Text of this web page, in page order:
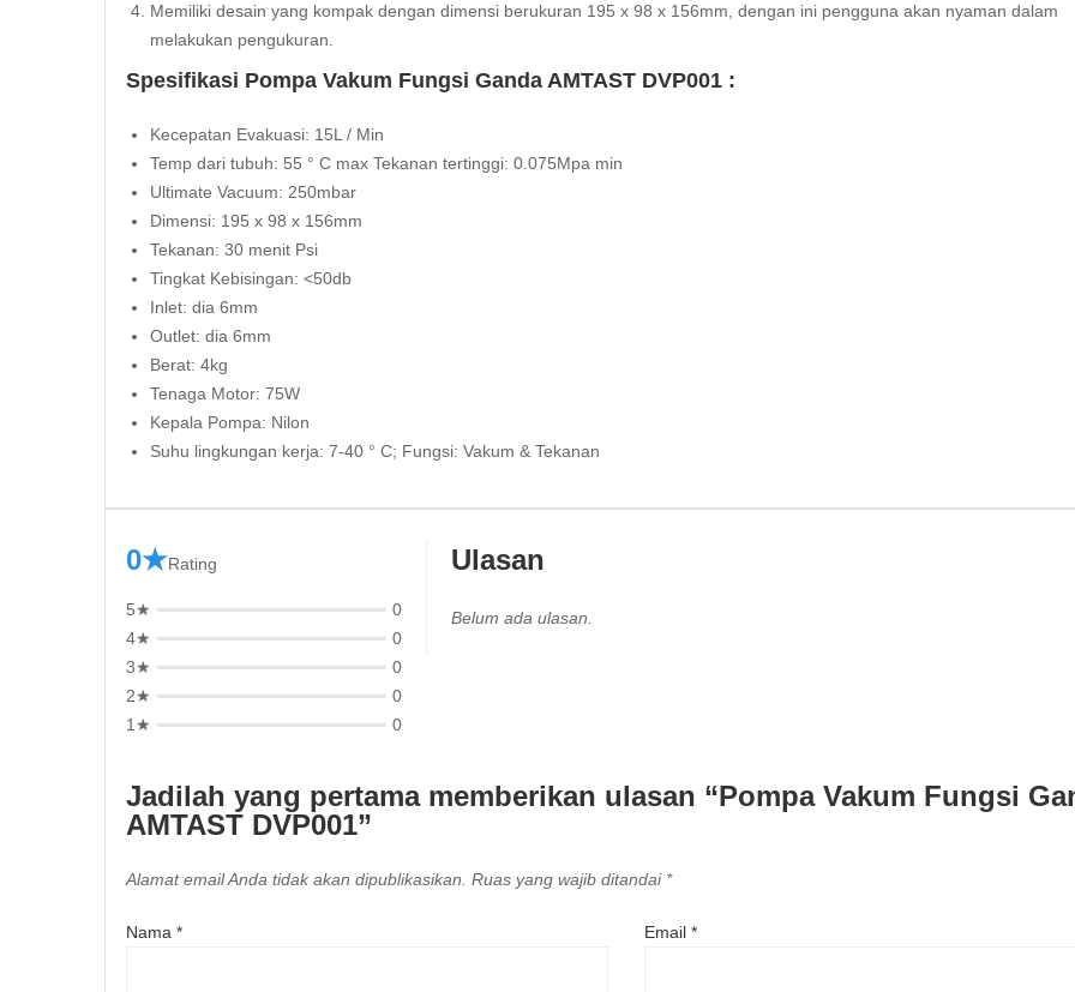
Memiliki desain yang kompak dengan dimensi berukuran 195 x 98 x 156mm, dengan ini pengguna akan nyaman dalam
melakukan pengukuran.
Spesifikasi Pompa Vakum Fungsi Ganda AMTAST DVP001 :
Kecepatan Evakuasi: 15L / Min
Temp dari tubuh: 55 ° C max Tekanan tertinggi: 0.075Mpa min
Ultimate Vacuum: 250mbar
Dimensi: 195 x 98 x 156mm
Tekanan: 30 menit Psi
Tingkat Kebisingan: <50db
Inlet: dia 6mm
Outlet: dia 6mm
Berat: 4kg
Tenaga Motor: 75W
Kepala Pompa: Nilon
Suhu lingkungan kerja: 7-40 ° C; Fungsi: Vakum & Tekanan
0★Rating
5★
0
4★
0
3★
0
2★
0
1★
0
Ulasan
Belum ada ulasan.
Jadilah yang pertama memberikan ulasan “Pompa Vakum Fungsi
AMTAST DVP001”
Alamat email Anda tidak akan dipublikasikan. Ruas yang wajib ditandai *
Nama * Email *